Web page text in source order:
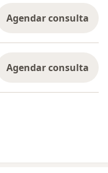
Agendar consulta
Agendar consulta